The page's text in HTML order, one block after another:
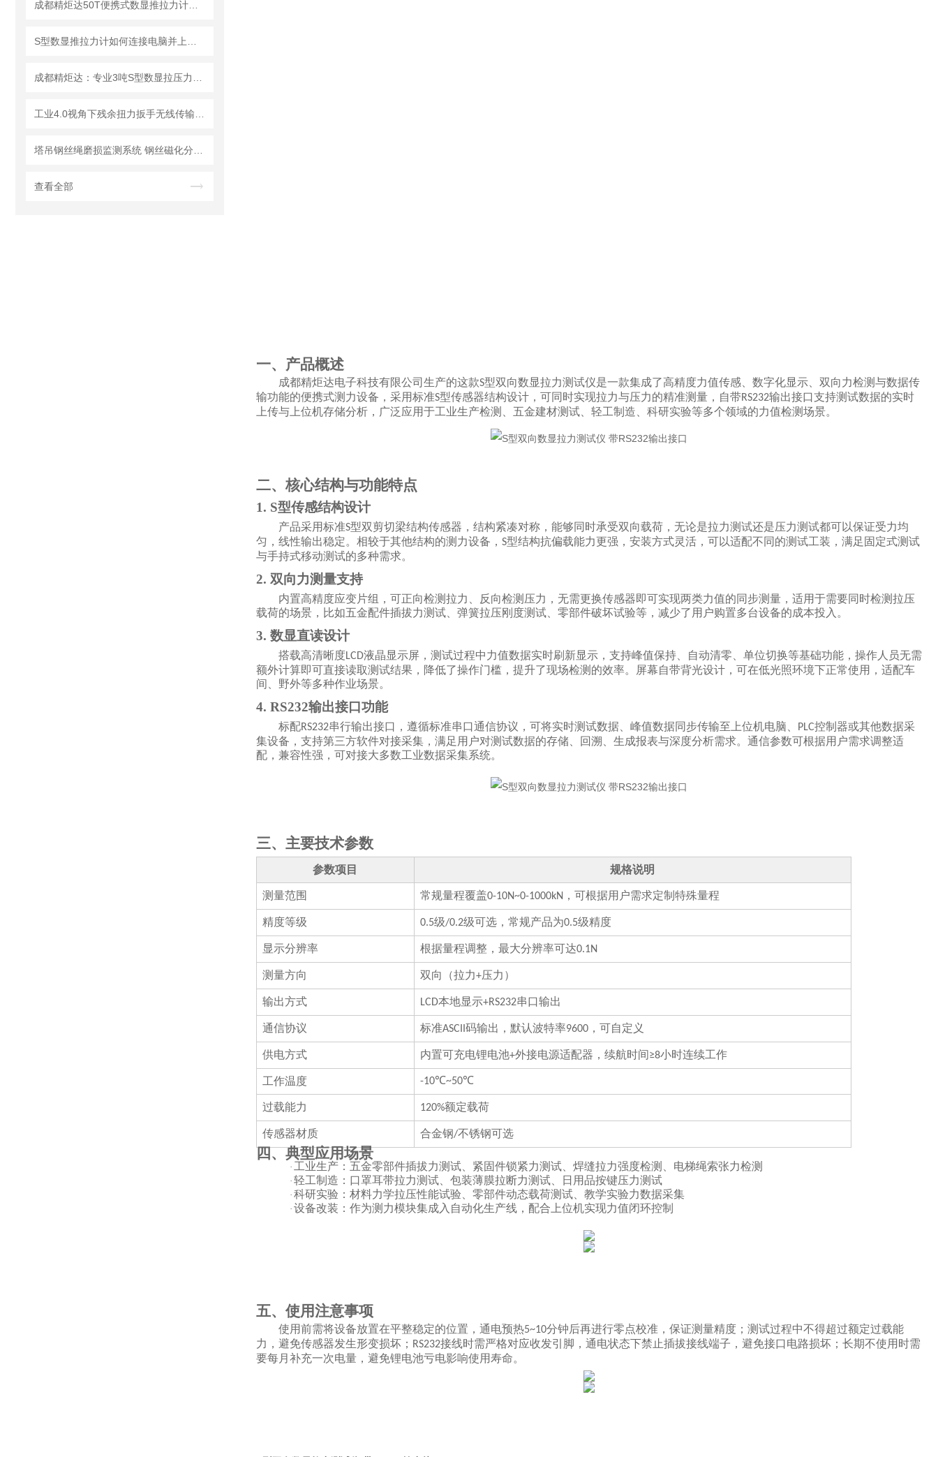
查看全部
一、产品概述
成都精炬达电子科技有限公司生产的这款S型双向数显拉力测试仪是一款集成了高精度力值传感、数字化显示、双向力检测与数据传
输功能的便携式测力设备，采用标准S型传感器结构设计，可同时实现拉力与压力的精准测量，自带RS232输出接口支持测试数据的实时
上传与上位机存储分析，广泛应用于工业生产检测、五金建材测试、轻工制造、科研实验等多个领域的力值检测场景。
二、核心结构与功能特点
1. S型传感结构设计
产品采用标准S型双剪切梁结构传感器，结构紧凑对称，能够同时承受双向载荷，无论是拉力测试还是压力测试都可以保证受力均
匀，线性输出稳定。相较于其他结构的测力设备， S型结构抗偏载能力更强，安装方式灵活，可以适配不同的测试工装，满足固定式测试
与手持式移动测试的多种需求。
2. 双向力测量支持
内置高精度应变片组，可正向检测拉力、反向检测压力，无需更换传感器即可实现两类力值的同步测量，适用于需要同时检测拉压
载荷的场景，比如五金配件插拔力测试、弹簧拉压刚度测试、零部件破坏试验等，减少了用户购置多台设备的成本投入。
3. 数显直读设计
搭载高清晰度LCD液晶显示屏，测试过程中力值数据实时刷新显示，支持峰值保持、自动清零、单位切换等基础功能，操作人员无需
额外计算即可直接读取测试结果，降低了操作门槛，提升了现场检测的效率。屏幕自带背光设计，可在低光照环境下正常使用，适配车
间、野外等多种作业场景。
4. RS232输出接口功能
标配RS232串行输出接口，遵循标准串口通信协议，可将实时测试数据、峰值数据同步传输至上位机电脑、 PLC控制器或其他数据采
集设备，支持第三方软件对接采集，满足用户对测试数据的存储、回溯、生成报表与深度分析需求。通信参数可根据用户需求调整适
配，兼容性强，可对接大多数工业数据采集系统。
三、主要技术参数
参数项目 规格说明
测量范围 常规量程覆盖0-10N~0-1000kN ，可根据用户需求定制特殊量程
精度等级 0.5级/0.2级可选，常规产品为0.5级精度
显示分辨率 根据量程调整，最大分辨率可达0.1N
测量方向 双向（拉力+压力）
输出方式 LCD本地显示+RS232串口输出
通信协议 标准ASCII码输出，默认波特率9600，可自定义
供电方式 内置可充电锂电池+外接电源适配器，续航时间 ≥8小时连续工作
工作温度 -10℃~50℃
过载能力 120%额定载荷
传感器材质 合金钢/不锈钢可选
四、典型应用场景
· 工业生产：五金零部件插拔力测试、紧固件锁紧力测试、焊缝拉力强度检测、电梯绳索张力检测
· 轻工制造：口罩耳带拉力测试、包装薄膜拉断力测试、日用品按键压力测试
· 科研实验：材料力学拉压性能试验、零部件动态载荷测试、教学实验力数据采集
· 设备改装：作为测力模块集成入自动化生产线，配合上位机实现力值闭环控制
五、使用注意事项
使用前需将设备放置在平整稳定的位置，通电预热5~10分钟后再进行零点校准，保证测量精度；测试过程中不得超过额定过载能
力，避免传感器发生形变损坏； RS232接线时需严格对应收发引脚，通电状态下禁止插拔接线端子，避免接口电路损坏；长期不使用时需
要每月补充一次电量，避免锂电池亏电影响使用寿命。